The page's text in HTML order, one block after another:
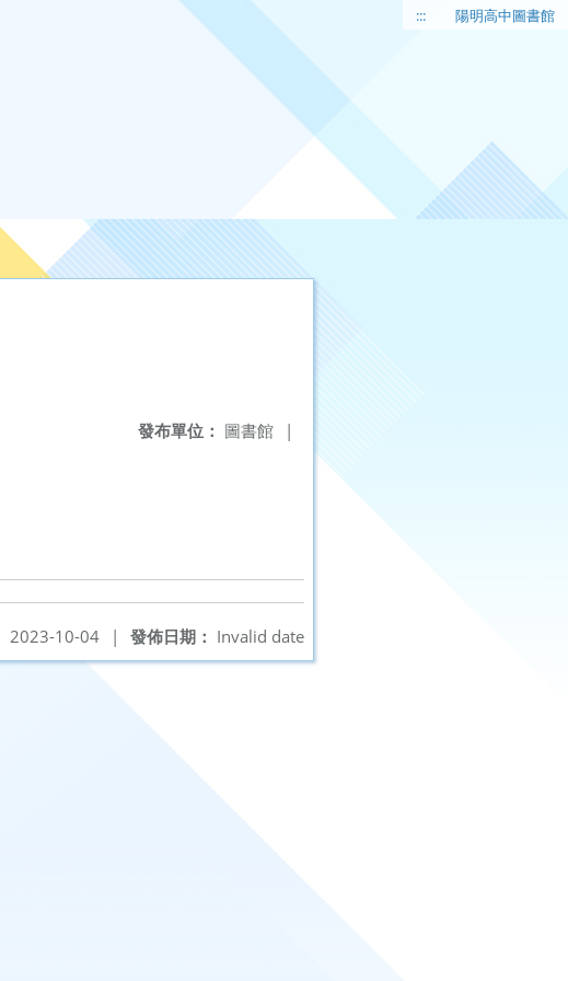
::: 陽明高中圖書館
發布單位： 圖書館 |
發佈日期： Invalid date
2023-10-04 |